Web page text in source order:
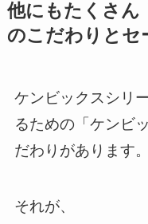
他にもたくさん
のこだわりとセ
ケンビックスシリ
るための「ケンビ
だわりがあります。
それが、